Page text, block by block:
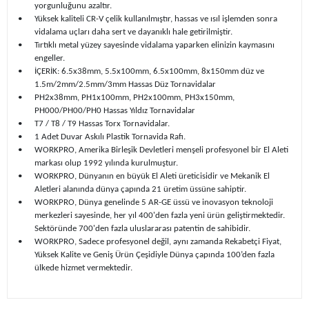
yorgunluğunu azaltır.
•
Yüksek kaliteli CR-V çelik kullanılmıştır, hassas ve ısıl işlemden sonra
vidalama uçları daha sert ve dayanıklı hale getirilmiştir.
•
Tırtıklı metal yüzey sayesinde vidalama yaparken elinizin kaymasını
engeller.
•
İÇERİK: 6.5x38mm, 5.5x100mm, 6.5x100mm, 8x150mm düz ve
1.5m/2mm/2.5mm/3mm Hassas Düz Tornavidalar
•
PH2x38mm, PH1x100mm, PH2x100mm, PH3x150mm,
PH000/PH00/PH0 Hassas Yıldız Tornavidalar
•
T7 / T8 / T9 Hassas Torx Tornavidalar.
•
1 Adet Duvar Askılı Plastik Tornavida Rafı.
•
WORKPRO, Amerika Birleşik Devletleri menşeli profesyonel bir El Aleti
markası olup 1992 yılında kurulmuştur.
•
WORKPRO, Dünyanın en büyük El Aleti üreticisidir ve Mekanik El
Aletleri alanında dünya çapında 21 üretim üssüne sahiptir.
•
WORKPRO, Dünya genelinde 5 AR-GE üssü ve inovasyon teknoloji
merkezleri sayesinde, her yıl 400'den fazla yeni ürün geliştirmektedir.
Sektöründe 700'den fazla uluslararası patentin de sahibidir.
•
WORKPRO, Sadece profesyonel değil, aynı zamanda Rekabetçi Fiyat,
Yüksek Kalite ve Geniş Ürün Çeşidiyle Dünya çapında 100’den fazla
ülkede hizmet vermektedir.